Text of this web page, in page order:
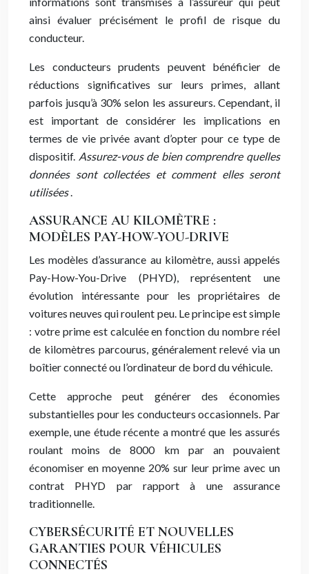
ainsi évaluer précisément le profil de risque du
conducteur.
Les conducteurs prudents peuvent bénéficier de
réductions significatives sur leurs primes, allant
parfois jusqu’à 30% selon les assureurs. Cependant, il
est important de considérer les implications en
termes de vie privée avant d’opter pour ce type de
dispositif. Assurez-vous de bien comprendre quelles
données sont collectées et comment elles seront
utilisées.
ASSURANCE AU KILOMÈTRE :
MODÈLES PAY-HOW-YOU-DRIVE
Les modèles d’assurance au kilomètre, aussi appelés
Pay-How-You-Drive (PHYD), représentent une
évolution intéressante pour les propriétaires de
voitures neuves qui roulent peu. Le principe est simple
: votre prime est calculée en fonction du nombre réel
de kilomètres parcourus, généralement relevé via un
boîtier connecté ou l’ordinateur de bord du véhicule.
Cette approche peut générer des économies
substantielles pour les conducteurs occasionnels. Par
exemple, une étude récente a montré que les assurés
roulant moins de 8000 km par an pouvaient
économiser en moyenne 20% sur leur prime avec un
contrat PHYD par rapport à une assurance
traditionnelle.
CYBERSÉCURITÉ ET NOUVELLES
GARANTIES POUR VÉHICULES
CONNECTÉS